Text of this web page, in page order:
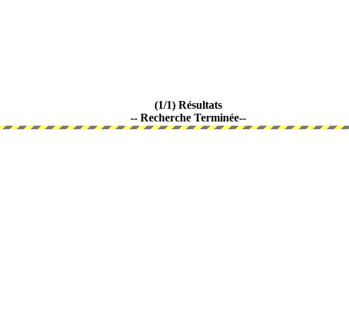
(1/1) Résultats
-- Recherche Terminée--